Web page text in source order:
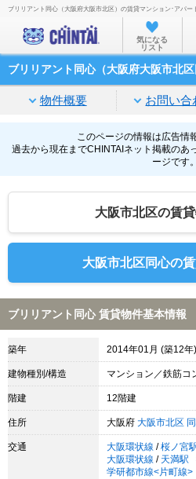
お部屋を探
沿線
家賃
通勤
物件
不動
TOP
ブリリアント同心（大阪府大阪市北区）の賃貸マンション･アパー
気になる
リスト
ブリリアント同心（大阪府大阪市北
物件概要 お問い合
このページの情報は広告情
過去から現在までCHINTAIネット掲載のあ
ージです。
大阪市北区の賃
大阪市北区同心の
ブリリアント同心 賃貸物件基本情報
築年 2014年01月 (築12年)
建物種別/構造 マンション／鉄筋コ
階建 12階建
住所 大阪府 大阪市北区
交通 大阪環状線 / 桜ノ宮
大阪環状線 / 天満駅
学研都市線<片町線>